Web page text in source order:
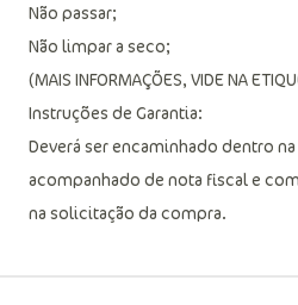
Não passar;
Não limpar a seco;
(MAIS INFORMAÇÕES, VIDE NA
Instruções de Garantia:
Deverá ser encaminhado dentro
acompanhado de nota fiscal e
na solicitação da compra.